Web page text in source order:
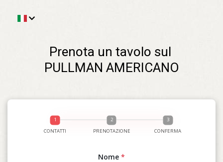
Prenota un tavolo sul
PULLMAN AMERICANO
CONTATTI PRENOTAZIONE CONFERMA
Nome *